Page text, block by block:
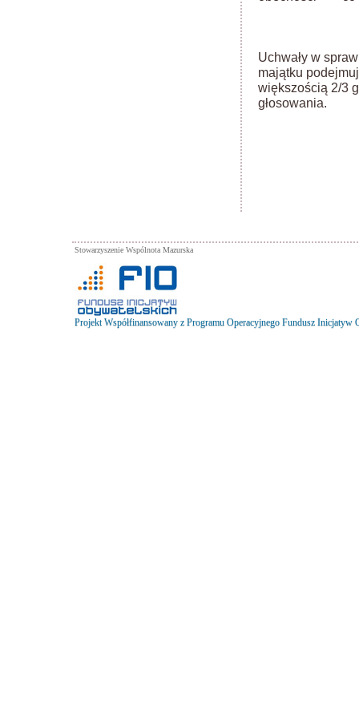
Uchwały w
majątku
większością 2/3
głosowania.
Stowarzyszenie Wspólnota Mazurska
Projekt Współfinansowany z Programu Operacyjnego Fundusz Inicjatyw